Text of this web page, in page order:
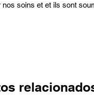
soins et et ils sont